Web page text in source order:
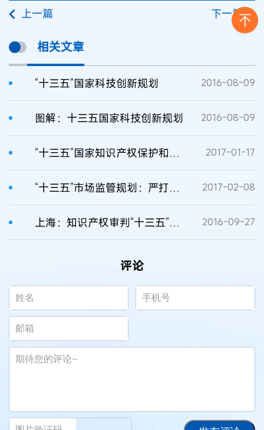
上一篇 下一篇
相关文章
“十三五”国家科技创新规划 2016-08-09
图解：十三五国家科技创新规划 2016-08-09
“十三五”国家知识产权保护和运用规划 2017-01-17
“十三五”市场监管规划：严打侵犯知识产权行为 2017-02-08
上海：知识产权审判“十三五”规划在全国率先出炉 2016-09-27
评论